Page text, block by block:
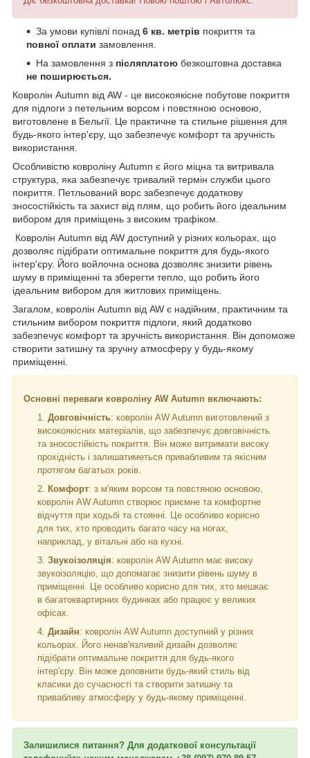
За умови купівлі понад 6 кв. метрів покриття та
повної оплати замовлення.
На замовлення з післяплатою безкоштовна доставка
не поширюється.
Ковролін Autumn від AW - це високоякісне побутове покриття
для підлоги з петельним ворсом і повстяною основою,
виготовлене в Бельгії. Це практичне та стильне рішення для
будь-якого інтер'єру, що забезпечує комфорт та зручність
використання.
Особливістю ковроліну Autumn є його міцна та витривала
структура, яка забезпечує тривалий термін служби цього
покриття. Петльований ворс забезпечує додаткову
зносостійкість та захист від плям, що робить його ідеальним
вибором для приміщень з високим трафіком.
Ковролін Autumn від AW доступний у різних кольорах, що
дозволяє підібрати оптимальне покриття для будь-якого
інтер'єру. Його войлочна основа дозволяє знизити рівень
шуму в приміщенні та зберегти тепло, що робить його
ідеальним вибором для житлових приміщень.
Загалом, ковролін Autumn від AW є надійним, практичним та
стильним вибором покриття підлоги, який додатково
забезпечує комфорт та зручність використання. Він допоможе
створити затишну та зручну атмосферу у будь-якому
приміщенні.
Основні переваги ковроліну AW Autumn включають:
Довговічність: ковролін AW Autumn виготовлений з
високоякісних матеріалів, що забезпечує довговічність
та зносостійкість покриття. Він може витримати високу
прохідність і залишатиметься привабливим та якісним
протягом багатьох років.
Комфорт: з м'яким ворсом та повстяною основою,
ковролін AW Autumn створює приємне та комфортне
відчуття при ходьбі та стоянні. Це особливо корисно
для тих, хто проводить багато часу на ногах,
наприклад, у вітальні або на кухні.
Звукоізоляція: ковролін AW Autumn має високу
звукоізоляцію, що допомагає знизити рівень шуму в
приміщенні. Це особливо корисно для тих, хто мешкає
в багатоквартирних будинках або працює у великих
офісах.
Дизайн: ковролін AW Autumn доступний у різних
кольорах. Його ненав'язливий дизайн дозволяє
підібрати оптимальне покриття для будь-якого
інтер'єру. Він може доповнити будь-який стиль від
класики до сучасності та створити затишну та
привабливу атмосферу у будь-якому приміщенні.
Залишилися питання? Для додаткової консультації